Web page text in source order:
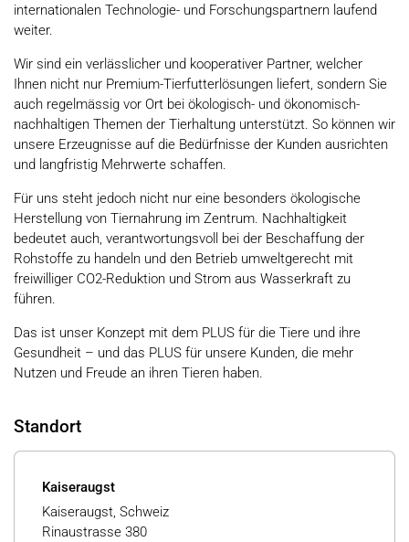
internationalen Technologie- und Forschungspartnern laufend
weiter.
Wir sind ein verlässlicher und kooperativer Partner, welcher
Ihnen nicht nur Premium-Tierfutterlösungen liefert, sondern Sie
auch regelmässig vor Ort bei ökologisch- und ökonomisch-
nachhaltigen Themen der Tierhaltung unterstützt. So können wir
unsere Erzeugnisse auf die Bedürfnisse der Kunden ausrichten
und langfristig Mehrwerte schaffen.
Für uns steht jedoch nicht nur eine besonders ökologische
Herstellung von Tiernahrung im Zentrum. Nachhaltigkeit
bedeutet auch, verantwortungsvoll bei der Beschaffung der
Rohstoffe zu handeln und den Betrieb umweltgerecht mit
freiwilliger CO2-Reduktion und Strom aus Wasserkraft zu
führen.
Das ist unser Konzept mit dem PLUS für die Tiere und ihre
Gesundheit – und das PLUS für unsere Kunden, die mehr
Nutzen und Freude an ihren Tieren haben.
Standort
Kaiseraugst
Kaiseraugst, Schweiz
Rinaustrasse 380